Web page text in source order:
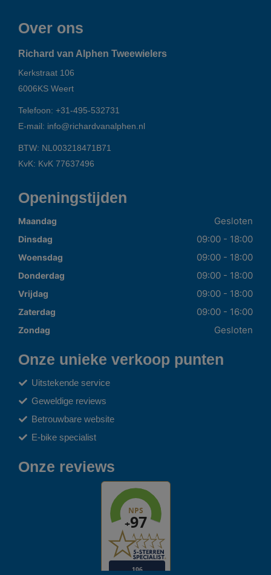
Over ons
Richard van Alphen Tweewielers
Kerkstraat 106
6006KS Weert
Telefoon: +31-495-532731
E-mail: info@richardvanalphen.nl
BTW: NL003218471B71
KvK: KvK 77637496
Openingstijden
Maandag Gesloten
Dinsdag 09:00 - 18:00
Woensdag 09:00 - 18:00
Donderdag 09:00 - 18:00
Vrijdag 09:00 - 18:00
Zaterdag 09:00 - 16:00
Zondag Gesloten
Onze unieke verkoop punten
Uitstekende service
Geweldige reviews
Betrouwbare website
E-bike specialist
Onze reviews